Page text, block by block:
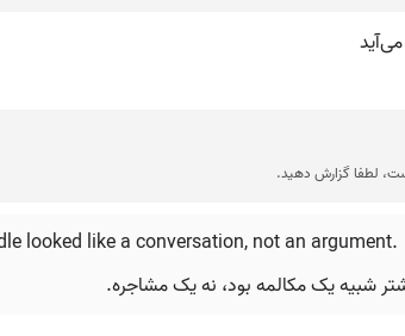
لطفا گزارش دهید.
looked like a conversation, not an argument.
شبیه یک مکالمه بود، نه یک مشاجره.